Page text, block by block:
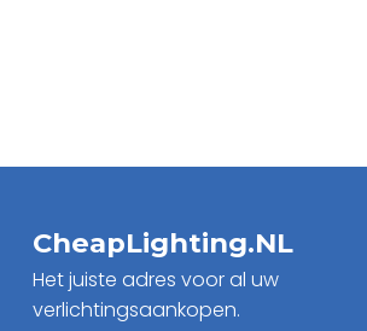
CheapLighting.NL
Het juiste adres voor al uw
verlichtingsaankopen.